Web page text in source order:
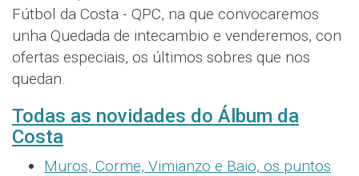
Fútbol da Costa - QPC, na que convocaremos
unha Quedada de intecambio e venderemos, con
ofertas especiais, os últimos sobres que nos
quedan.
Todas as novidades do Álbum da
Costa
Muros, Corme, Vimianzo e Baio, os puntos